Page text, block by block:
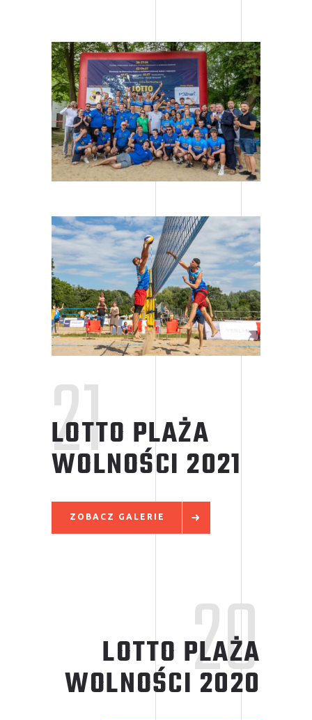
LOTTO PLAŻA
WOLNOŚCI 2021
21
ZOBACZ GALERIE
LOTTO PLAŻA
WOLNOŚCI2020
20